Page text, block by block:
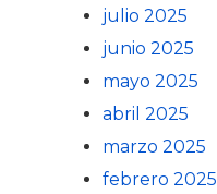
julio 2025
junio 2025
mayo 2025
abril 2025
marzo 2025
febrero 2025